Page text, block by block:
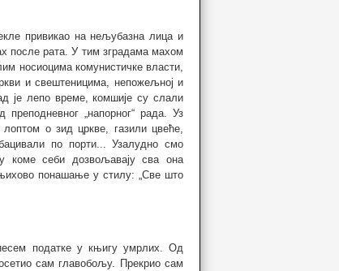
привикао на нељубазна лица и
после рата. У тим зградама махом
носиоцима комунистичке власти,
и свештеницима, непожељној и
је лепо време, комшије су слали
„напорног“ рада. Уз
о зид цркве, газили цвеће,
по порти... Узалудно смо
коме себи дозвољавају сва она
понашање у стилу: „Све што
податке у књигу умрлих. Од
сам главобољу. Прекрио сам